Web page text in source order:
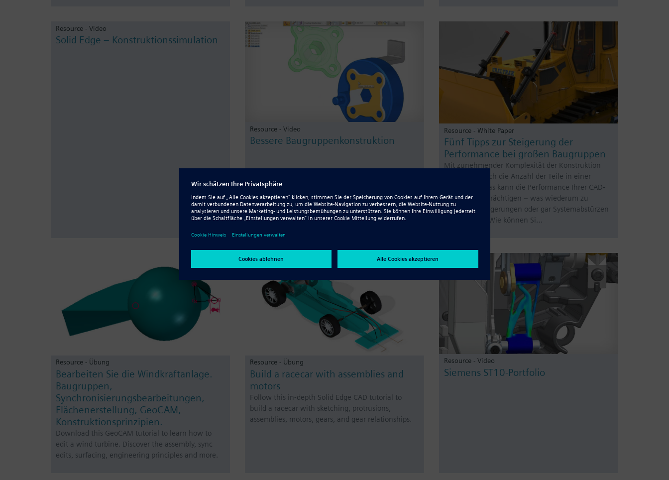
Resource - Video
Solid Edge – Konstruktionssimulation
Resource - Video
Bessere Baugruppenkonstruktion
Resource - White Paper
Fünf Tipps zur Steigerung der
Performance bei großen Baugruppen
Mit zunehmender Komplexität der Konstruktion
wächst oft auch die Anzahl der Teile in einer
Baugruppe. Das kann die Performance Ihrer CAD-
Lösung beeinträchtigen – was wiederum zu
lästigen Verzögerungen oder gar Systemabstürzen
führen kann. Wie können Si…
Resource - Übung
Bearbeiten Sie die Windkraftanlage.
Baugruppen,
Synchronisierungsbearbeitungen,
Flächenerstellung, GeoCAM,
Konstruktionsprinzipien.
Download this GeoCAM tutorial to learn how to
edit a wind turbine. Discover the assembly, sync
edits, surfacing, engineering principles and more.
Resource - Übung
Build a racecar with assemblies and
motors
Follow this in-depth Solid Edge CAD tutorial to
build a racecar with sketching, protrusions,
assemblies, motors, gears, and gear relationships.
Resource - Video
Siemens ST10-Portfolio